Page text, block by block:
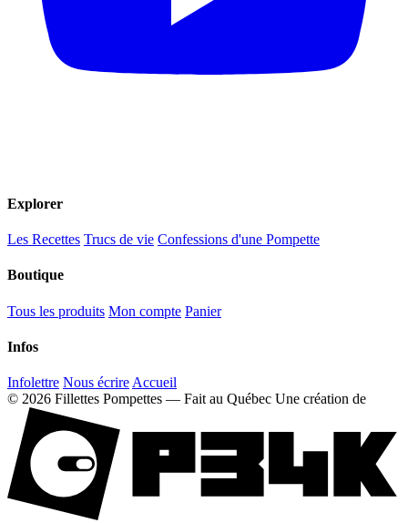
Explorer
Les Recettes Trucs de vie Confessions d'une Pompette
Boutique
Tous les produits Mon compte Panier
Infos
Infolettre Nous écrire Accueil
© 2026 Fillettes Pompettes — Fait au Québec Une création de